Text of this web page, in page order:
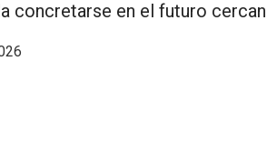
concretarse en el futuro